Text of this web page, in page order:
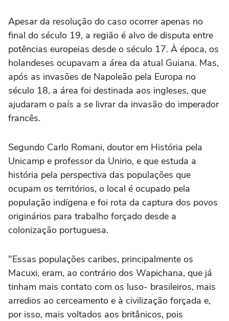
Apesar da resolução do caso ocorrer apenas no
final do século 19, a região é alvo de disputa entre
potências europeias desde o século 17. À época, os
holandeses ocupavam a área da atual Guiana. Mas,
após as invasões de Napoleão pela Europa no
século 18, a área foi destinada aos ingleses, que
ajudaram o país a se livrar da invasão do imperador
francês.
Segundo Carlo Romani, doutor em História pela
Unicamp e professor da Unirio, e que estuda a
história pela perspectiva das populações que
ocupam os territórios, o local é ocupado pela
população indígena e foi rota da captura dos povos
originários para trabalho forçado desde a
colonização portuguesa.
"Essas populações caribes, principalmente os
Macuxi, eram, ao contrário dos Wapichana, que já
tinham mais contato com os luso- brasileiros, mais
arredios ao cerceamento e à civilização forçada e,
por isso, mais voltados aos britânicos, pois